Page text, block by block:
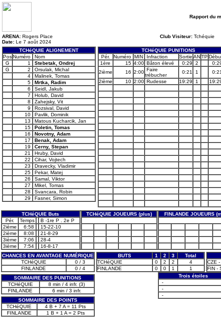
Rapport du
ARENA: Rogers Place
Date: Le 7 août 2024
Club Visiteur: Tchéquie
TCHéQUIE ALIGNEMENT
PosNuméro
Nom
G
1
Stebetak, Ondrej
G
2
Orsulak, Michal
4
Malinek, Tomas
5
Mrtka, Radim
6
Seidl, Jakub
7
Holub, David
8
Zahejsky, Vit
9
Rozsival, David
10
Pavlik, Dominik
13
Matous Kucharcik, Jan
15
Poletin, Tomas
16
Novotny, Adam
17
Benak, Adam
19
Cerny, Stepan
21
Hruby, David
22
Cihar, Vojtech
23
Dravecky, Vladimir
25
Pekar, Matej
26
Samal, Viktor
27
Mikel, Tomas
28
Svancara, Robin
29
Fasner, Simon
TCHéQUIE PUNITIONS
Pér.
Numéro MIN Infraction Sortie ANTP
1ère
15 4:00 Bâton élevé 0:29 2
2ième
16 2:00 Faire
trébucher
0:21 1
2ième
10 2:00 Rudesse 19:29 1
TCHéQUIE Buts TCHéQUIE JOUEURS (plus)
FINLANDE JOUEURS
Pér.
Temps
B -1re P . 2e P
2ième
6:58
15-22-10
2ième
8:08
21-8-29
3ième
7:06
28-4
3ième
7:54
16-8-17
CHANCES EN AVANTAGE NUMÉRIQUE
TCHéQUIE
0 / 3
FINLANDE
0 / 4
SOMMAIRE DES PUNITIONS
TCHéQUIE
8 min / 4 infr. (3)
FINLANDE
6 min / 3 infr.
SOMMAIRE DES POINTS
TCHéQUIE
4 B + 7 A = 11 Pts
FINLANDE
1 B + 1 A = 2 Pts
BUTS 1 2 3
Total
TCHéQUIE
0 2 2
4
FINLANDE
0 0 1 1
CZE
FIN -
Trois étoiles
-
-
-